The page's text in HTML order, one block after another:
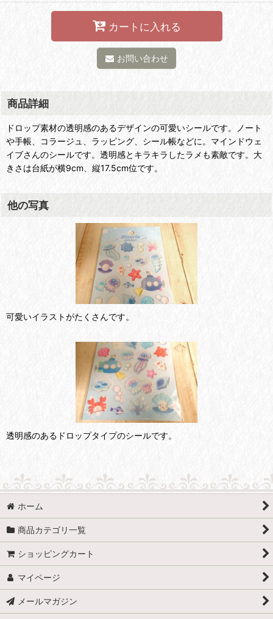
カートに入れる
お問い合わせ
商品詳細
ドロップ素材の透明感のあるデザインの可愛いシールです。ノート
や手帳、コラージュ、ラッピング、シール帳などに。マインドウェ
イブさんのシールです。透明感とキラキラしたラメも素敵です。大
きさは台紙が横9cm、縦17.5cm位です。
他の写真
可愛いイラストがたくさんです。
透明感のあるドロップタイプのシールです。
ホーム
商品カテゴリ一覧
ショッピングカート
マイページ
メールマガジン